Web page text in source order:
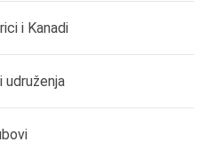
i Kanadi
udruženja